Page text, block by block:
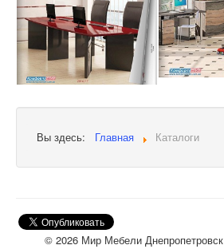
Вы здесь: Главная Каталоги
© 2026 Мир Мебели Днепропетровск